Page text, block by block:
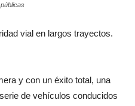
vial en largos trayectos.
y con un éxito total, una
de vehículos conducidos